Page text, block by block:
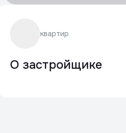
квартир
О застройщике